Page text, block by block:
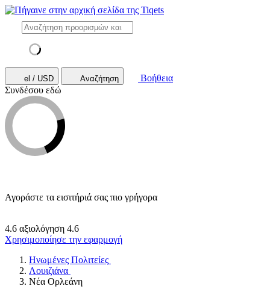
el / USD Αναζήτηση
Βοήθεια
Συνδέσου εδώ
Αγοράστε τα εισιτήριά σας πιο γρήγορα
4.6 αξιολόγηση 4.6
Χρησιμοποίησε την εφαρμογή
Ηνωμένες Πολιτείες
Λουιζιάνα
Νέα Ορλεάνη